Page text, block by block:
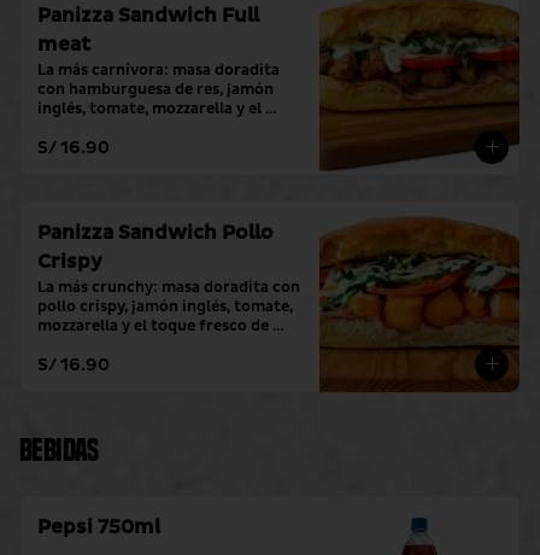
Panizza Sandwich Full
meat
La más carnívora: masa doradita
con hamburguesa de res, jamón
inglés, tomate, mozzarella y el
S/ 16.90
Panizza Sandwich Pollo
Crispy
La más crunchy: masa doradita con
pollo crispy, jamón inglés, tomate,
mozzarella y el toque fresco de
S/ 16.90
Bebidas
Pepsi 750ml